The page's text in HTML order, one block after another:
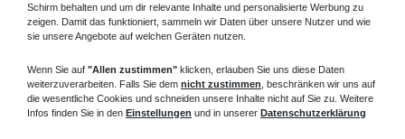
Schirm behalten und um dir relevante Inhalte und personalisierte Werbung zu
zeigen. Damit das funktioniert, sammeln wir Daten über unsere Nutzer und wie
sie unsere Angebote auf welchen Geräten nutzen.
Wenn Sie auf "Allen zustimmen" klicken, erlauben Sie uns diese Daten
weiterzuverarbeiten. Falls Sie dem nicht zustimmen , beschränken wir uns auf
die wesentliche Cookies und schneiden unsere Inhalte nicht auf Sie zu. Weitere
Infos finden Sie in den Einstellungen und in unserer Datenschutzerklärung